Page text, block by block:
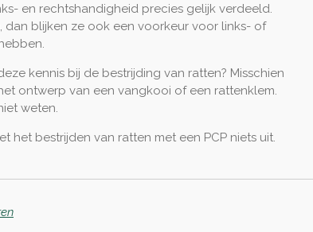
en rechtshandigheid precies gelijk verdeeld.
dan blijken ze ook een voorkeur voor links- of
kennis bij de bestrijding van ratten? Misschien
ontwerp van een vangkooi of een rattenklem.
weten.
het bestrijden van ratten met een PCP niets uit.